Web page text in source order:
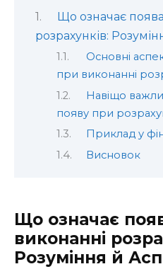
Що означає
розрахунків:
Основні
при виконанні
Навіщо
появу при
Приклад у
Висновок
Що означає
виконанні
Розуміння й